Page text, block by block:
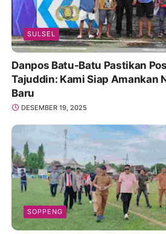
SULSEL
Danpos Batu-Batu Pastikan
Tajuddin: Kami Siap Amankan
Baru
DESEMBER 19, 2025
SOPPENG